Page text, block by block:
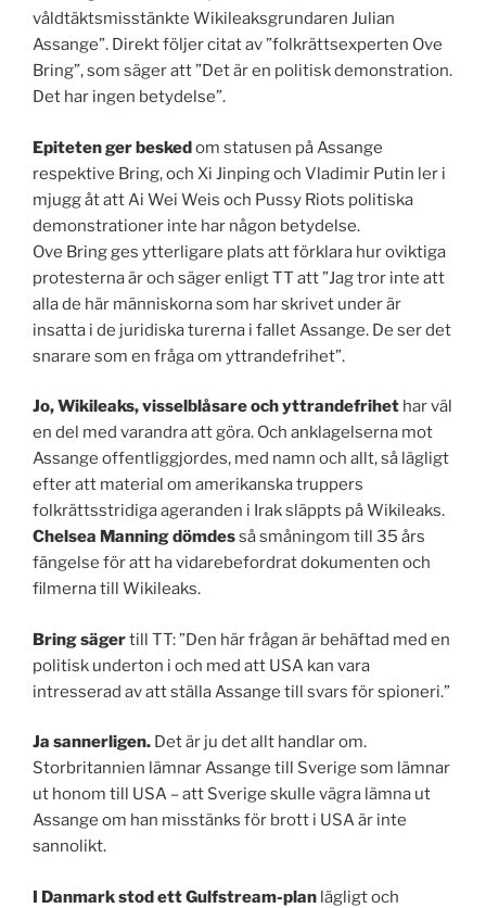
våldtäktsmisstänkte Wikileaksgrundaren Julian
Assange”. Direkt följer citat av ”folkrättsexperten Ove
Bring”, som säger att ”Det är en politisk demonstration.
Det har ingen betydelse”.
Epiteten ger beskedom statusen på Assange
respektive Bring, och Xi Jinping och Vladimir Putin ler i
mjugg åt att Ai Wei Weis och Pussy Riots politiska
demonstrationer inte har någon betydelse.
Ove Bring ges ytterligare plats att förklara hur oviktiga
protesterna är och säger enligt TT att ”Jag tror inte att
alla de här människorna som har skrivet under är
insatta i de juridiska turerna i fallet Assange. De ser det
snarare som en fråga om yttrandefrihet”.
Jo, Wikileaks, visselblåsare och yttrandefrihet har väl
en del med varandra att göra. Och anklagelserna mot
Assange offentliggjordes, med namn och allt, så lägligt
efter att material om amerikanska truppers
folkrättsstridiga ageranden i Irak släppts på Wikileaks.
Chelsea Manning dömdesså småningom till 35 års
fängelse för att ha vidarebefordrat dokumenten och
filmerna till Wikileaks.
Bring sägertill TT: ”Den här frågan är behäftad med en
politisk underton i och med att USA kan vara
intresserad av att ställa Assange till svars för spioneri.”
Ja sannerligen. Det är ju det allt handlar om.
Storbritannien lämnar Assange till Sverige som lämnar
ut honom till USA – att Sverige skulle vägra lämna ut
Assange om han misstänks för brott i USA är inte
sannolikt.
I Danmark stod ett Gulfstream-plan lägligt och